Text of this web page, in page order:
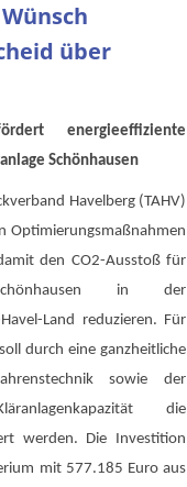
über
energieeffiziente
Schönhausen
Havelberg (TAHV)
Optimierungsmaßnahmen
den CO2-Ausstoß für
in der
Land reduzieren. Für
durch eine ganzheitliche
sowie der
die
werden. Die Investition
mit 577.185 Euro aus